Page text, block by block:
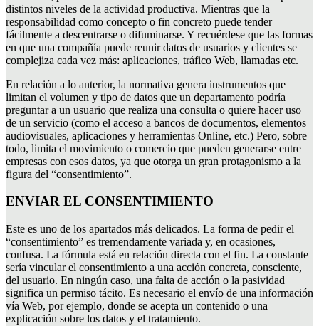
distintos niveles de la actividad productiva. Mientras que la
responsabilidad como concepto o fin concreto puede tender
fácilmente a descentrarse o difuminarse. Y recuérdese que las formas
en que una compañía puede reunir datos de usuarios y clientes se
complejiza cada vez más: aplicaciones, tráfico Web, llamadas etc.
En relación a lo anterior, la normativa genera instrumentos que
limitan el volumen y tipo de datos que un departamento podría
preguntar a un usuario que realiza una consulta o quiere hacer uso
de un servicio (como el acceso a bancos de documentos, elementos
audiovisuales, aplicaciones y herramientas Online, etc.) Pero, sobre
todo, limita el movimiento o comercio que pueden generarse entre
empresas con esos datos, ya que otorga un gran protagonismo a la
figura del “consentimiento”.
ENVIAR EL CONSENTIMIENTO
Este es uno de los apartados más delicados. La forma de pedir el
“consentimiento” es tremendamente variada y, en ocasiones,
confusa. La fórmula está en relación directa con el fin. La constante
sería vincular el consentimiento a una acción concreta, consciente,
del usuario. En ningún caso, una falta de acción o la pasividad
significa un permiso tácito. Es necesario el envío de una información
vía Web, por ejemplo, donde se acepta un contenido o una
explicación sobre los datos y el tratamiento.